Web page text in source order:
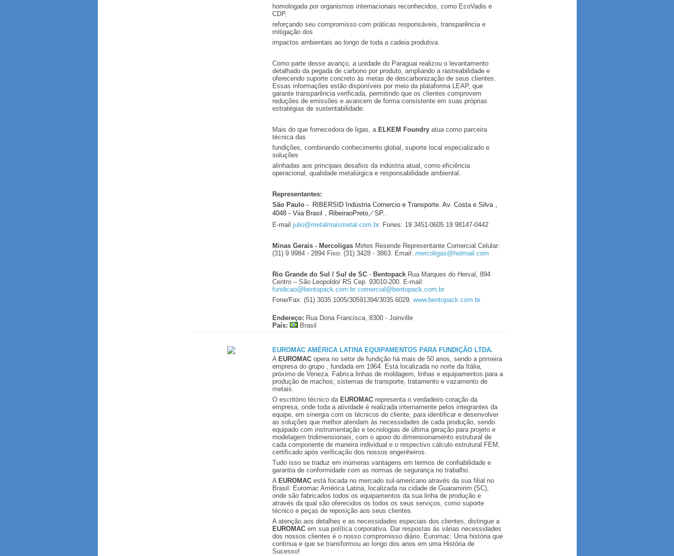
homologada por organismos internacionais reconhecidos, como EcoVadis e
CDP,
reforçando seu compromisso com práticas responsáveis, transparência e
mitigação dos
impactos ambientais ao longo de toda a cadeia produtiva.
Como parte desse avanço, a unidade do Paraguai realizou o levantamento
detalhado da pegada de carbono por produto, ampliando a rastreabilidade e
oferecendo suporte concreto às metas de descarbonização de seus clientes.
Essas informações estão disponíveis por meio da plataforma LEAP, que
garante transparência verificada, permitindo que os clientes comprovem
reduções de emissões e avancem de forma consistente em suas próprias
estratégias de sustentabilidade.
Mais do que fornecedora de ligas, a ELKEM Foundryatua como parceira
técnica das
fundições, combinando conhecimento global, suporte local especializado e
soluções
alinhadas aos principais desafios da indústria atual, como eficiência
operacional, qualidade metalúrgica e responsabilidade ambiental.
Representantes:
São Paulo -
RIBERSID Indústria Comercio e Transporte. Av. Costa e Silva，
4048－Viia Brasil，RibeiraoPreto／SP.
E-mail julio@metalmaismetal.com.br. Fones: 19 3451-0605 19 98147-0442
Minas Gerais - MercoligasMirtes Resende Representante Comercial Celular:
(31) 9 9984 - 2894 Fixo: (31) 3428 - 3863. Email: mercoligas@hotmail.com
Rio Grande do Sul / Sul de SC- BentopackRua Marques do Herval, 894
Centro – São Leopoldo/ RS Cep. 93010-200. E-mail:
fundicao@bentopack.com.br comercial@bentopack.com.br
Fone/Fax: (51) 3035.1005/30591394/3035.6029. www.bentopack.com.br
Endereço: Rua Dona Francisca, 8300 - Joinville
País:
Brasil
EUROMAC AMÉRICA LATINA EQUIPAMENTOS PARA FUNDIÇÃO LTDA.
A EUROMACopera no setor de fundição há mais de 50 anos, sendo a primeira
empresa do grupo , fundada em 1964. Está localizada no norte da Itália,
próximo de Veneza. Fabrica linhas de moldagem, linhas e equipamentos para a
produção de machos; sistemas de transporte, tratamento e vazamento de
metais.
O escritório técnico da EUROMACrepresenta o verdadeiro coração da
empresa, onde toda a atividade é realizada internamente pelos integrantes da
equipe, em sinergia com os técnicos do cliente, para identificar e desenvolver
as soluções que melhor atendam às necessidades de cada produção, sendo
equipado com instrumentação e tecnologias de última geração para projeto e
modelagem tridimensionais, com o apoio do dimensionamento estrutural de
cada componente de maneira individual e o respectivo cálculo estrutural FEM,
certificado após verificação dos nossos engenheiros.
Tudo isso se traduz em inúmeras vantagens em termos de confiabilidade e
garantia de conformidade com as normas de segurança no trabalho.
A EUROMACestá focada no mercado sul-americano através da sua filial no
Brasil: Euromac América Latina, localizada na cidade de Guaramirim (SC),
onde são fabricados todos os equipamentos da sua linha de produção e
através da qual são oferecidos os todos os seus serviços, como suporte
técnico e peças de reposição aos seus clientes.
A atenção aos detalhes e as necessidades especiais dos clientes, distingue a
EUROMACem sua política corporativa. Dar respostas às várias necessidades
dos nossos clientes é o nosso compromisso diário. Euromac: Uma história que
continua e que se transformou ao longo dos anos em uma História de
Sucesso!